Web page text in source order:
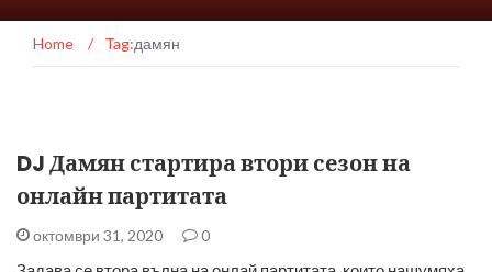
Home / Tag:дамян
DJ Дамян стартира втори сезон на
онлайн партитата
октомври 31, 2020 0